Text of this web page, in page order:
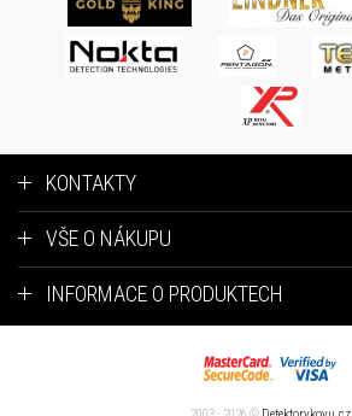
KONTAKTY
VŠE O NÁKUPU
INFORMACE O PRODUKTECH